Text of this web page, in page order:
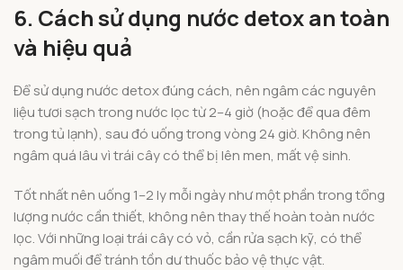
6. Cách sử dụng nước detox an toàn
và hiệu quả
Để sử dụng nước detox đúng cách, nên ngâm các nguyên
liệu tươi sạch trong nước lọc từ 2–4 giờ (hoặc để qua đêm
trong tủ lạnh), sau đó uống trong vòng 24 giờ. Không nên
ngâm quá lâu vì trái cây có thể bị lên men, mất vệ sinh.
Tốt nhất nên uống 1–2 ly mỗi ngày như một phần trong tổng
lượng nước cần thiết, không nên thay thế hoàn toàn nước
lọc. Với những loại trái cây có vỏ, cần rửa sạch kỹ, có thể
ngâm muối để tránh tồn dư thuốc bảo vệ thực vật.